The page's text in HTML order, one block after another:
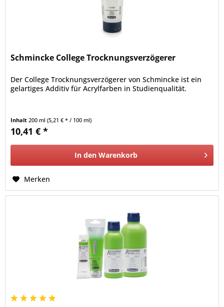
Schmincke College Trocknungsverzögerer
Der College Trocknungsverzögerer von Schmincke ist ein
gelartiges Additiv für Acrylfarben in Studienqualität.
Inhalt200 ml(5,21 € * / 100 ml)
10,41 € *
In den Warenkorb
Merken